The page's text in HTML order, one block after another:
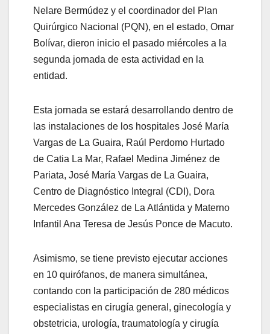
Nelare Bermúdez y el coordinador del Plan
Quirúrgico Nacional (PQN), en el estado, Omar
Bolívar, dieron inicio el pasado miércoles a la
segunda jornada de esta actividad en la
entidad.
Esta jornada se estará desarrollando dentro de
las instalaciones de los hospitales José María
Vargas de La Guaira, Raúl Perdomo Hurtado
de Catia La Mar, Rafael Medina Jiménez de
Pariata, José María Vargas de La Guaira,
Centro de Diagnóstico Integral (CDI), Dora
Mercedes González de La Atlántida y Materno
Infantil Ana Teresa de Jesús Ponce de Macuto.
Asimismo, se tiene previsto ejecutar acciones
en 10 quirófanos, de manera simultánea,
contando con la participación de 280 médicos
especialistas en cirugía general, ginecología y
obstetricia, urología, traumatología y cirugía